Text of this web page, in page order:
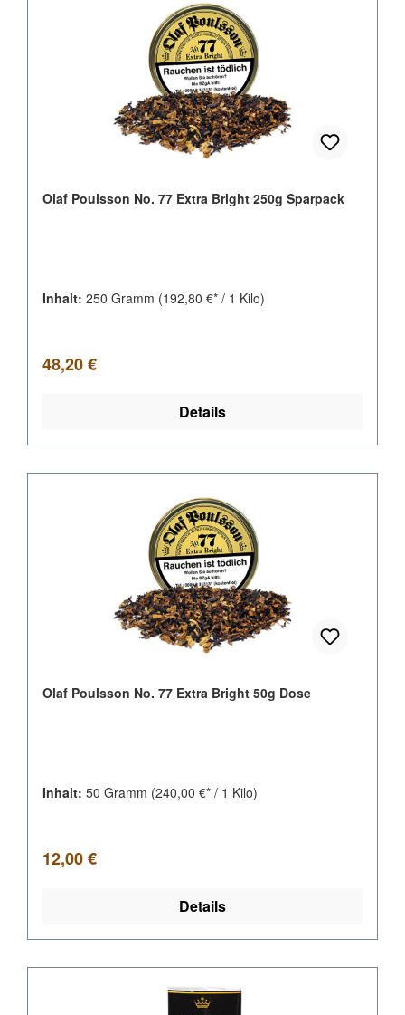
Olaf Poulsson No. 77 Extra Bright 250g Sparpack
Inhalt: 250 Gramm (192,80 €* / 1 Kilo)
Regulärer Preis:
48,20 €
Details
Olaf Poulsson No. 77 Extra Bright 50g Dose
Inhalt: 50 Gramm (240,00 €* / 1 Kilo)
Regulärer Preis:
12,00 €
Details